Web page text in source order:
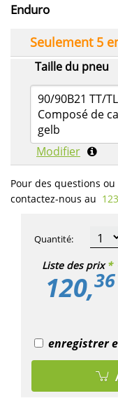
Enduro
Taille du pneu
90/90B21 TT/
Composé de
gelb
Modifier
Seulement 5
Pour des questions
contactez-nous au
Liste des prix *
120,36
Quantité:
enregistrer